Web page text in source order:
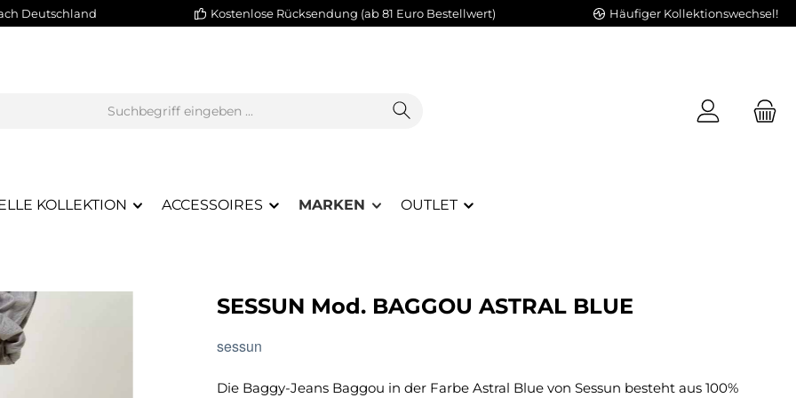
Deutschland Kostenlose Rücksendung (ab 81 Euro Bestellwert) Häufiger Kollektionswechsel!
KOLLEKTION ACCESSOIRES MARKEN OUTLET
SESSUN Mod. BAGGOU ASTRAL BLUE
sessun
Die Baggy-Jeans Baggou in der Farbe Astral Blue von Sessun besteht aus 100%